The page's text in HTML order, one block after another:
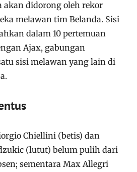
akan didorong oleh rekor
melawan tim Belanda. Sisi
dalam 10 pertemuan
Ajax, gabungan
sisi melawan yang lain di
Chiellini (betis) dan
(lutut) belum pulih dari
sementara Max Allegri